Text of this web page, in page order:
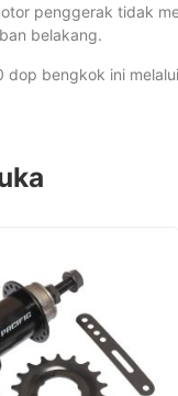
penggerak tidak
belakang.
bengkok ini